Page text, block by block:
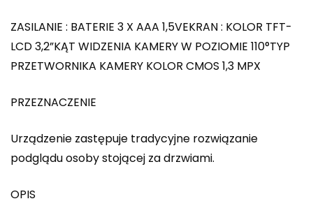
ZASILANIE : BATERIE 3 X AAA 1,5VEKRAN : KOLOR TFT-
LCD 3,2”KĄT WIDZENIA KAMERY W POZIOMIE 110°TYP
PRZETWORNIKA KAMERY KOLOR CMOS 1,3 MPX
PRZEZNACZENIE
Urządzenie zastępuje tradycyjne rozwiązanie
podglądu osoby stojącej za drzwiami.
OPIS